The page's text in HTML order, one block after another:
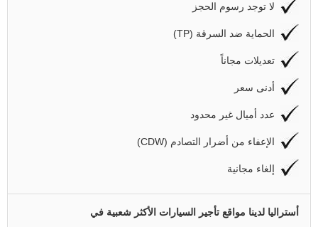
لا توجد رسوم الحجز
(TP) الحماية ضد السرقة
تعديلات مجاناً
أدنى سعر
عدد أميال غير محدود
(CDW) الإعفاء من أضرار التصادم
إلغاء مجانية
أستراليا لدينا مواقع تأجير السيارات الأكثر شعبية في